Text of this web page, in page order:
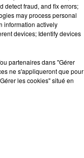
aussi
detect fraud, and fix errors;
may process personal
information actively
devices; Identify devices
partenaires dans "Gérer
ne s'appliqueront que pour
les cookies" situé en